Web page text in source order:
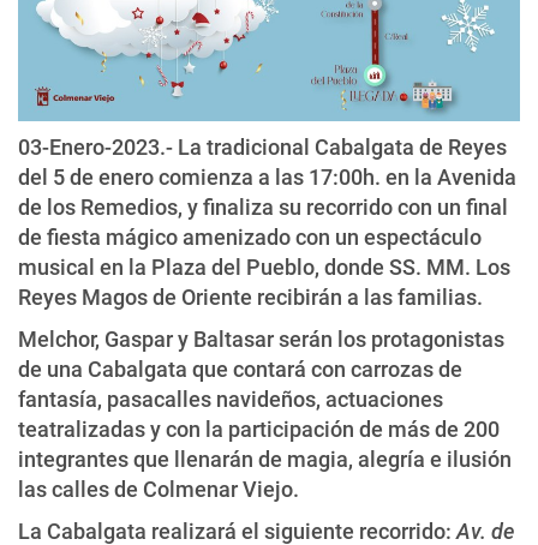
03-Enero-2023.- La tradicional Cabalgata de Reyes
del 5 de enero comienza a las 17:00h. en la Avenida
de los Remedios, y finaliza su recorrido con un final
de fiesta mágico amenizado con un espectáculo
musical en la Plaza del Pueblo, donde SS. MM. Los
Reyes Magos de Oriente recibirán a las familias.
Melchor, Gaspar y Baltasar serán los protagonistas
de una Cabalgata que contará con carrozas de
fantasía, pasacalles navideños, actuaciones
teatralizadas y con la participación de más de 200
integrantes que llenarán de magia, alegría e ilusión
las calles de Colmenar Viejo.
La Cabalgata realizará el siguiente recorrido: Av. de